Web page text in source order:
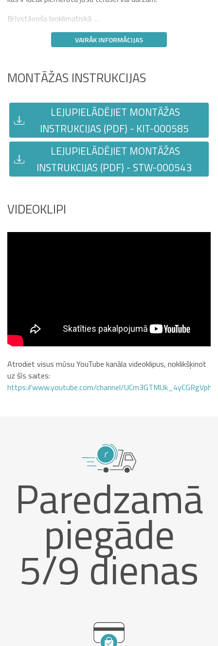
Brīvstāvoša bioklimatiskā …
VAIRĀK INFORMĀCIJAS
MONTĀŽAS INSTRUKCIJAS
LEJUPIELĀDĒJIET MONTĀŽAS
INSTRUKCIJAS (PDF) - KIT-000585
LEJUPIELĀDĒJIET MONTĀŽAS
INSTRUKCIJAS (PDF) - STW-000543
VIDEOKLIPI
Atrodiet visus mūsu YouTube kanāla videoklipus, noklikšķinot
uz šīs saites:
https://www.youtube.com/channel/
Paredzamā
piegāde
5/9 dienas